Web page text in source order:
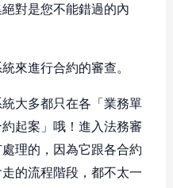
對是您不能錯過的內
來進行合約的審查。
大多都只在各「業務單
起案」哦！進入法務審
理的，因為它跟各合約
的流程階段，都不太一